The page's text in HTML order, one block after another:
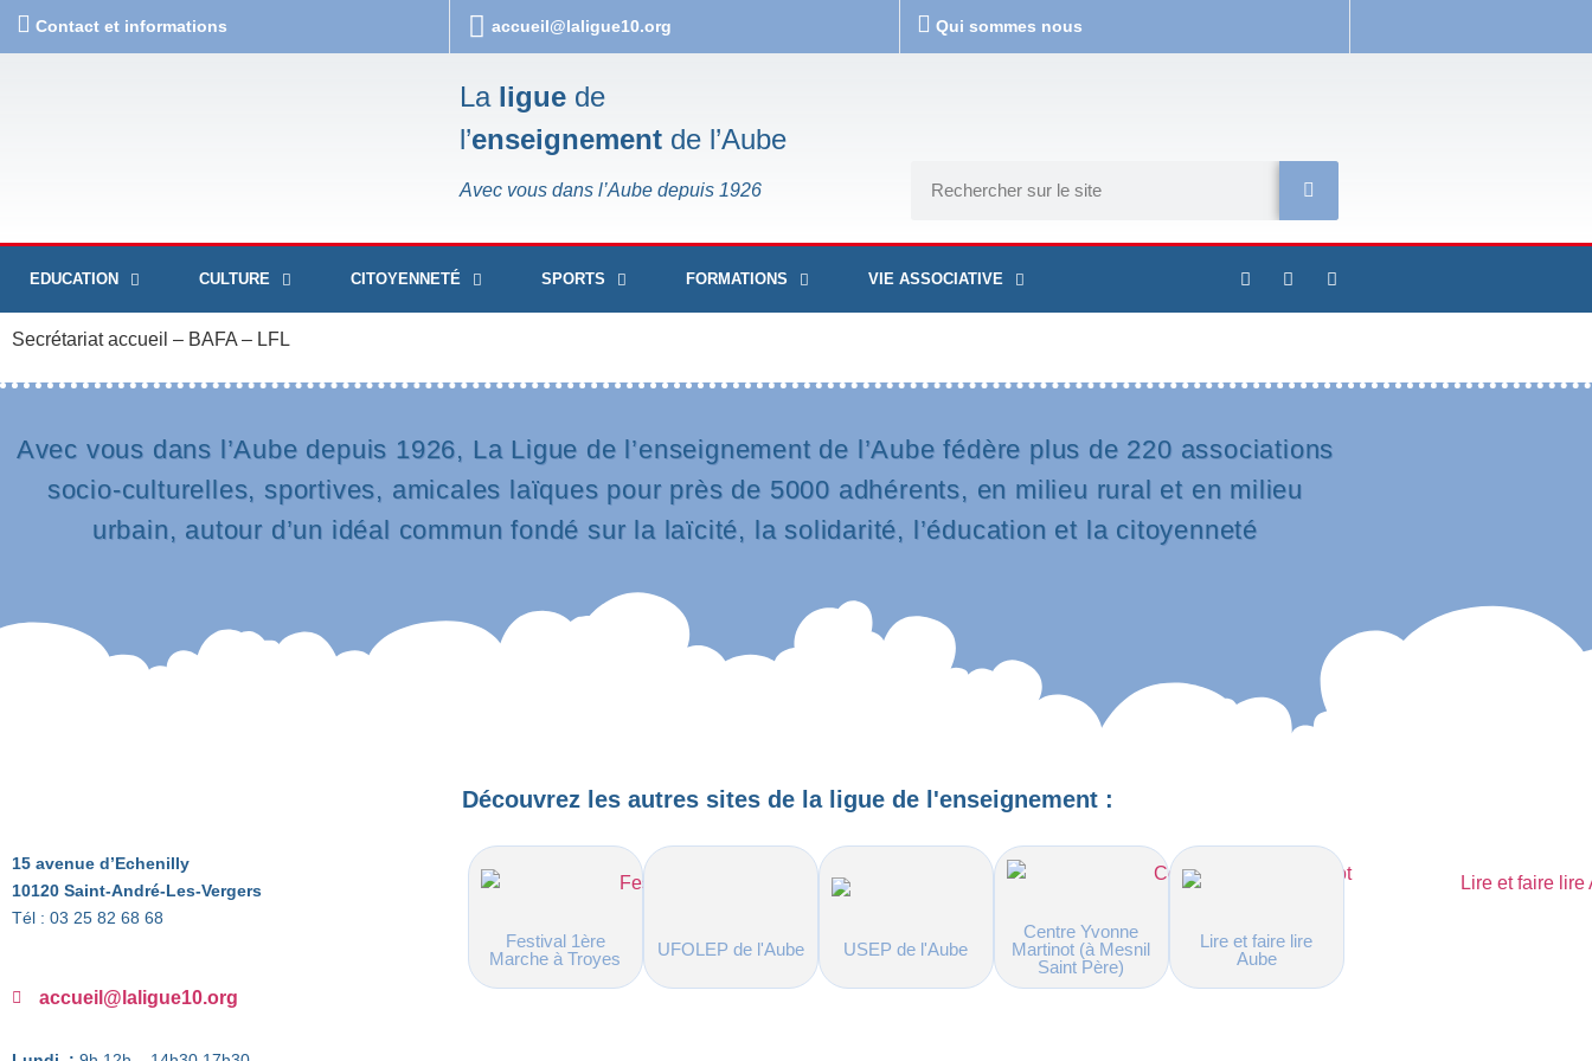
Contact et informations accueil@laligue10.org Qui sommes nous
La ligue de
l’enseignement de l’Aube
Avec vous dans l’Aube depuis 1926
EDUCATION CULTURE CITOYENNETÉ SPORTS FORMATIONS VIE ASSOCIATIVE
Secrétariat accueil – BAFA – LFL
Avec vous dans l’Aube depuis 1926, La Ligue de l’enseignement de l’Aube fédère plus de 220 associations
socio-culturelles, sportives, amicales laïques pour près de 5000 adhérents, en milieu rural et en milieu
urbain, autour d’un idéal commun fondé sur la laïcité, la solidarité, l’éducation et la citoyenneté
15 avenue d’Echenilly
10120 Saint-André-Les-Vergers
Tél : 03 25 82 68 68
accueil@laligue10.org
Découvrez les autres sites de la ligue de l'enseignement :
Festival 1ère
Marche à Troyes
UFOLEP de l'Aube USEP de l'Aube
Centre Yvonne
Martinot (à Mesnil
Saint Père)
Lire et faire lire
Aube